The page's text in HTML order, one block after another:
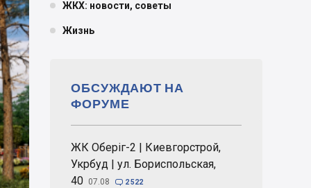
ЖКХ: новости, советы
Жизнь
ЖК Оберіг-2 | Киевгорстрой,
Укрбуд | ул. Бориспольская,
40 07.08  2 522
ОБСУЖДАЮТ НА
ФОРУМЕ